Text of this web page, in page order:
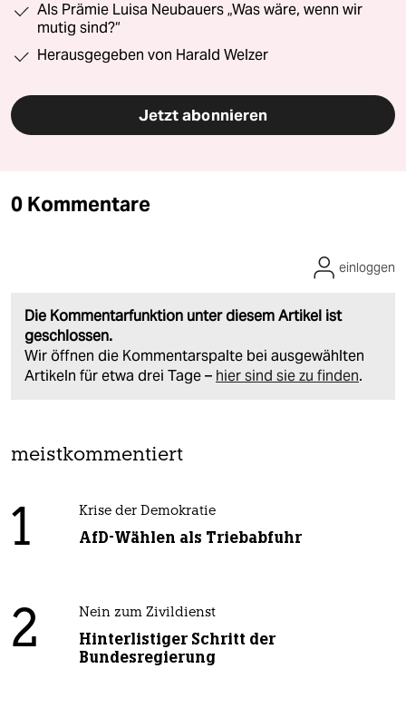
Als Prämie Luisa Neubauers „Was wäre, wenn wir
mutig sind?“
Herausgegeben von Harald Welzer
Jetzt abonnieren
0 Kommentare
Die Kommentarfunktion unter diesem Artikel ist
geschlossen.
Wir öffnen die Kommentarspalte bei ausgewählten
Artikeln für etwa drei Tage – hier sind sie zu finden.
einloggen
meistkommentiert
1 Krise der Demokratie
AfD-Wählen als Triebabfuhr
2 Nein zum Zivildienst
Hinterlistiger Schritt der
Bundesregierung